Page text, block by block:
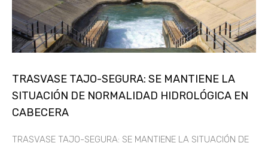
TRASVASE TAJO-SEGURA: SE MANTIENE LA
SITUACIÓN DE NORMALIDAD HIDROLÓGICA EN
CABECERA
TRASVASE TAJO-SEGURA: SE MANTIENE LA SITUACIÓN DE